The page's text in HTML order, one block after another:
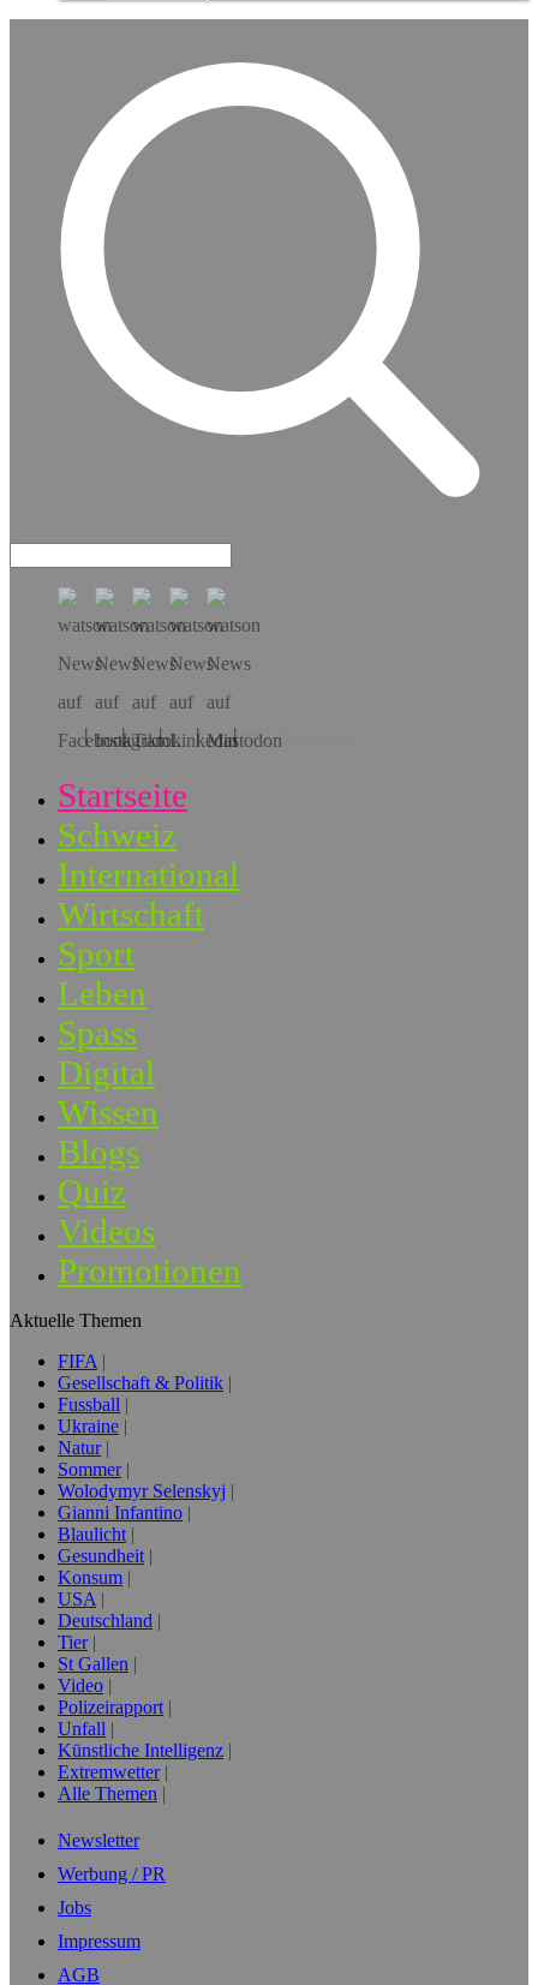
Hol dir die App!
Startseite
Schweiz
International
Wirtschaft
Sport
Leben
Spass
Digital
Wissen
Blogs
Quiz
Videos
Promotionen
Aktuelle Themen
FIFA
Gesellschaft & Politik
Fussball
Ukraine
Natur
Sommer
Wolodymyr Selenskyj
Gianni Infantino
Blaulicht
Gesundheit
Konsum
USA
Deutschland
Tier
St Gallen
Video
Polizeirapport
Unfall
Künstliche Intelligenz
Extremwetter
Alle Themen
Newsletter
Werbung / PR
Jobs
Impressum
AGB